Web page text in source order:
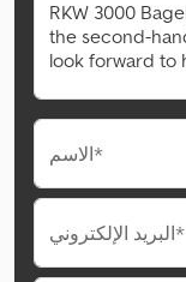
الاسم*
البريد الإلكتروني*